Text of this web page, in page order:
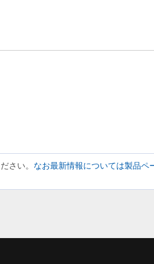
さい。 なお最新情報については製品ペ